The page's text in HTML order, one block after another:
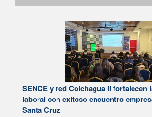
SENCE y red Colchagua II fortalecen
laboral con exitoso encuentro
Santa Cruz